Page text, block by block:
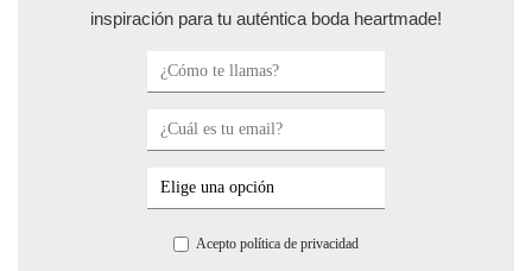
inspiración para tu auténtica boda heartmade!
Acepto política de privacidad